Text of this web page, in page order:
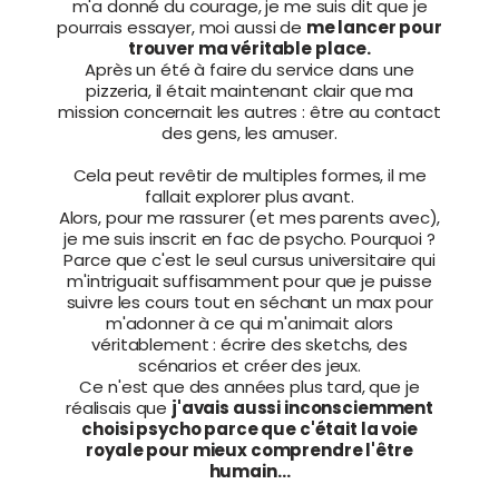
m'a donné du courage, je me suis dit que je
pourrais essayer, moi aussi de me lancer pour
trouver ma véritable place.
Après un été à faire du service dans une
pizzeria, il était maintenant clair que ma
mission concernait les autres : être au contact
des gens, les amuser.
Cela peut revêtir de multiples formes, il me
fallait explorer plus avant.
Alors, pour me rassurer (et mes parents avec),
je me suis inscrit en fac de psycho. Pourquoi ?
Parce que c'est le seul cursus universitaire qui
m'intriguait suffisamment pour que je puisse
suivre les cours tout en séchant un max pour
m'adonner à ce qui m'animait alors
véritablement : écrire des sketchs, des
scénarios et créer des jeux.
Ce n'est que des années plus tard, que je
réalisais que j'avais aussi inconsciemment
choisi psycho parce que c'était la voie
royale pour mieux comprendre l'être
humain...